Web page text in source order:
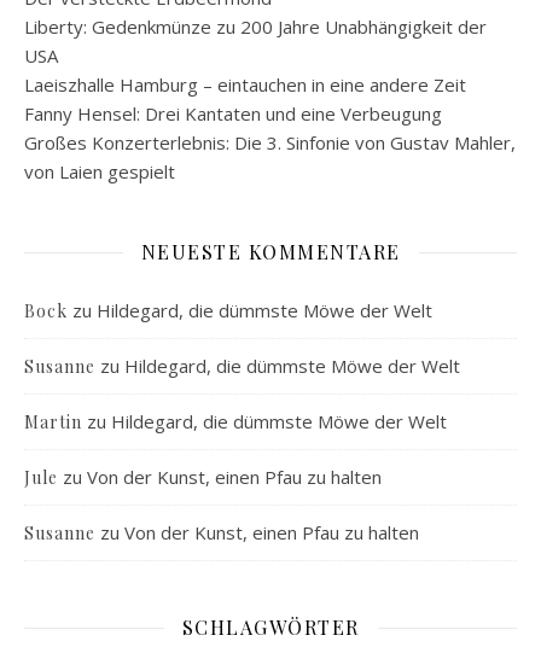
Liberty: Gedenkmünze zu 200 Jahre Unabhängigkeit der
USA
Laeiszhalle Hamburg – eintauchen in eine andere Zeit
Fanny Hensel: Drei Kantaten und eine Verbeugung
Großes Konzerterlebnis: Die 3. Sinfonie von Gustav Mahler,
von Laien gespielt
NEUESTE KOMMENTARE
Bock zu Hildegard, die dümmste Möwe der Welt
Susanne zu Hildegard, die dümmste Möwe der Welt
Martin zu Hildegard, die dümmste Möwe der Welt
Jule zu Von der Kunst, einen Pfau zu halten
Susanne zu Von der Kunst, einen Pfau zu halten
SCHLAGWÖRTER